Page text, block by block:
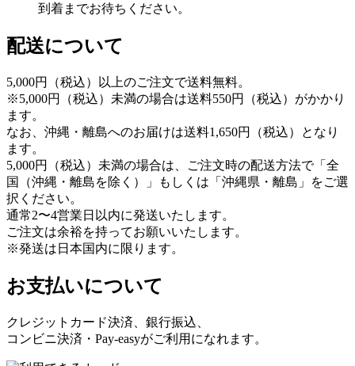
到着までお待ちください。
配送について
5,000円（税込）以上のご注文で送料無料。
※5,000円（税込）未満の場合は送料550円（税込）がかかり
ます。
なお、沖縄・離島へのお届けは送料1,650円（税込）となり
ます。
5,000円（税込）未満の場合は、ご注文時の配送方法で「全
国（沖縄・離島を除く）」もしくは「沖縄県・離島」をご選
択ください。
通常2〜4営業日以内に発送いたします。
ご注文は余裕を持ってお願いいたします。
※発送は日本国内に限ります。
お支払いについて
クレジットカード決済、銀行振込、
コンビニ決済・Pay-easyがご利用になれます。